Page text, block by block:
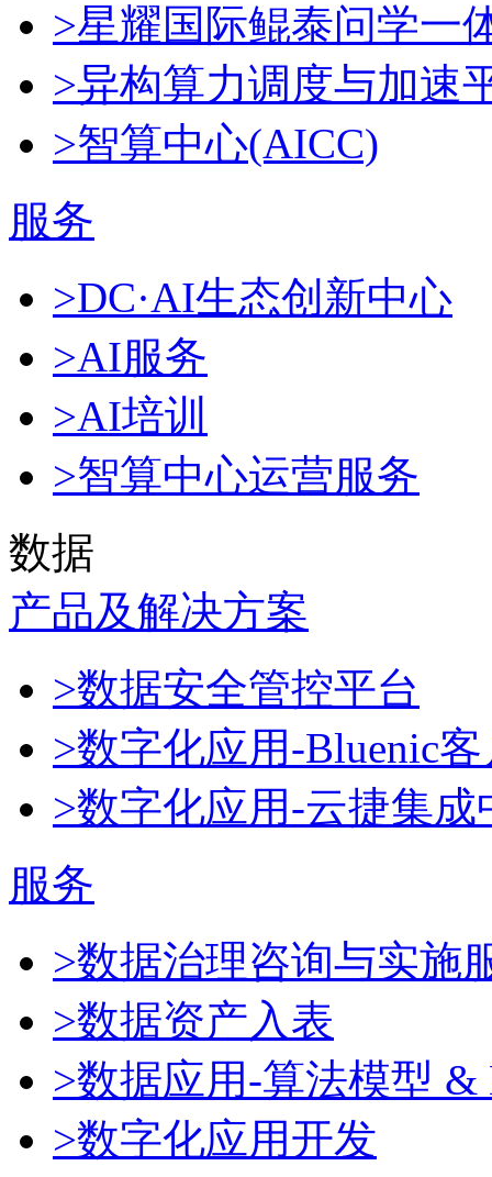
>星耀国际鲲泰问学一
>异构算力调度与加速
>智算中心(AICC)
服务
>DC·AI生态创新中心
>AI服务
>AI培训
>智算中心运营服务
数据
产品及解决方案
>数据安全管控平台
>数字化应用-Bluenic
>数字化应用-云捷集成
服务
>数据治理咨询与实施
>数据资产入表
>数据应用-算法模型 &
>数字化应用开发